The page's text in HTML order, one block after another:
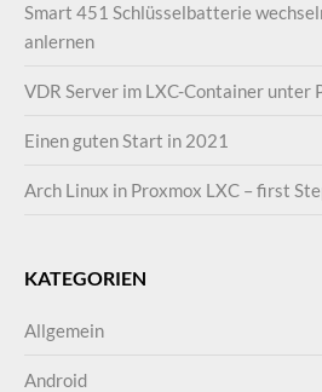
Smart 451 Schlüsselbatterie
anlernen
VDR Server im LXC-Container unter
Einen guten Start in 2021
Arch Linux in Proxmox LXC – first
KATEGORIEN
Allgemein
Android